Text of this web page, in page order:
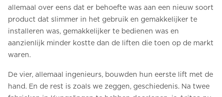
allemaal over eens dat er behoefte was aan een nieuw soort
product dat slimmer in het gebruik en gemakkelijker te
installeren was, gemakkelijker te bedienen was en
aanzienlijk minder kostte dan de liften die toen op de markt
waren.
De vier, allemaal ingenieurs, bouwden hun eerste lift met de
hand. En de rest is zoals we zeggen, geschiedenis. Na twee